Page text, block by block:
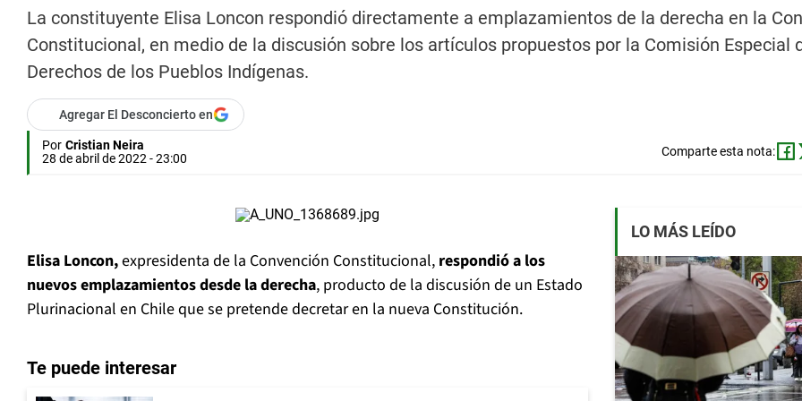
La constituyente Elisa Loncon respondió directamente a emplazamientos de la derecha en la
Constitucional, en medio de la discusión sobre los artículos propuestos por la Comisión Especial
Derechos de los Pueblos Indígenas.
Agregar El Desconcierto en
Por Cristian Neira
28 de abril de 2022 - 23:00
Comparte esta nota:
Elisa Loncon,expresidenta de la Convención Constitucional, respondió a los
nuevos emplazamientos desde la derecha, producto de la discusión de un Estado
Plurinacional en Chile que se pretende decretar en la nueva Constitución.
Te puede interesar
LO MÁS LEÍDO